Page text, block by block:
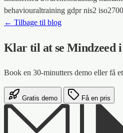
behaviouraltraining gdprnis2
← Tilbage til blog
Klar til at se Mindzeed i
Book en 30-minutters demo eller få
Gratis demo Få en pris